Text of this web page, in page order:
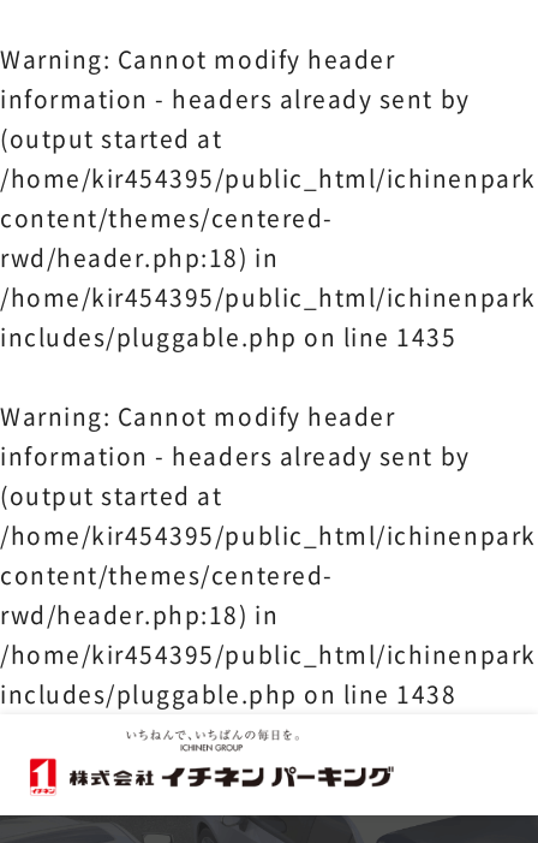
Warning: Cannot modify header
information - headers already sent by
(output started at
/home/kir454395/public_html/
content/themes/centered-
rwd/header.php:18) in
/home/kir454395/public_html/
includes/pluggable.php on line 1435
Warning: Cannot modify header
information - headers already sent by
(output started at
/home/kir454395/public_html/
content/themes/centered-
rwd/header.php:18) in
/home/kir454395/public_html/
includes/pluggable.php on line 1438